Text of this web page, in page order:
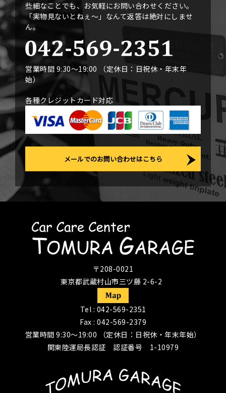
些細なことでも、お気軽にお問い合わせください。
「実物見ないとねぇ〜」なんて返答は絶対にしませ
ん。
営業時間 9:30〜19:00 （定休日：日祝休・年末年
始）
各種クレジットカード対応
メールでのお問い合わせはこちら
〒208-0021
東京都武蔵村山市三ツ藤 2-6-2
Tel : 042-569-2351
Fax : 042-569-2379
営業時間 9:30〜19:00 （定休日：日祝休・年末年始）
関東陸運局長認証 認証番号 1-10979